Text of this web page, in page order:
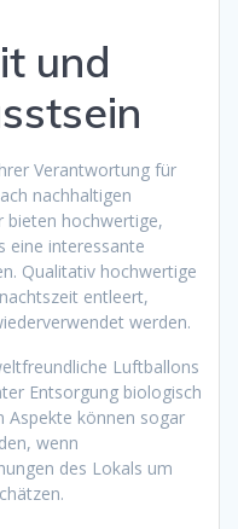
und
Verantwortung für
nachhaltigen
bieten hochwertige,
eine interessante
Qualitativ hochwertige
entleert,
werden.
Luftballons
Entsorgung biologisch
Aspekte können sogar
wenn
des Lokals um